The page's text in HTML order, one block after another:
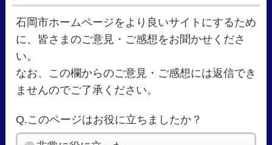
石岡市ホームページをより良いサイトにするため
に、皆さまのご意見・ご感想をお聞かせくださ
い。
なお、この欄からのご意見・ご感想には返信でき
ませんのでご了承ください。
Q.このページはお役に立ちましたか？